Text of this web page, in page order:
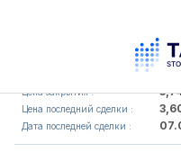
UZMKP
Цена закрытия :
Цена последний сделки :
Дата последней сделки :